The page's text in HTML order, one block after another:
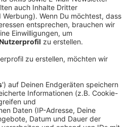
17:17
in Schlebusch mussten
einzigen Platzverweis
war die Stimmung freundlich
Stadt. Mehr zu tun hatte das